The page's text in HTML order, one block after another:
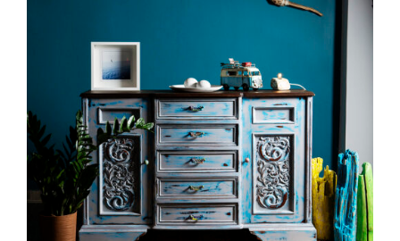
DETAILS